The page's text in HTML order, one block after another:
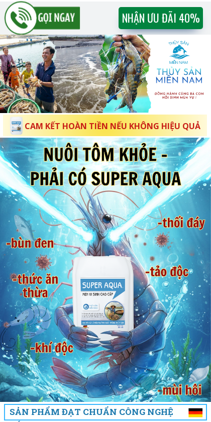
CAM KẾT HOÀN TIỀN NẾU KHÔNG HIỆU QUẢ
NHẬN ƯU ĐÃI 40%
SẢN PHẨM ĐẠT CHUẨN CÔNG NGHỆ
Nguyễn Văn Lượm
032612xxxx
Đã mua 3 can